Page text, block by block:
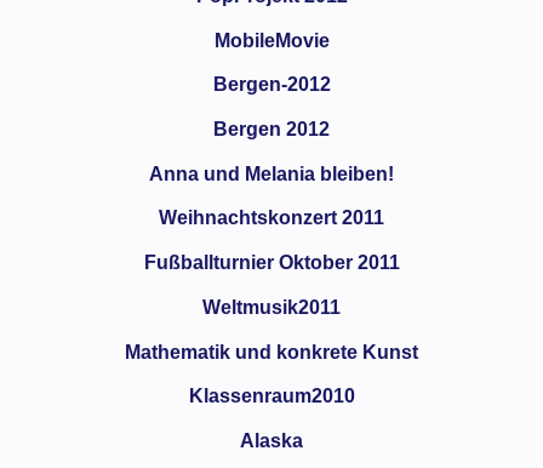
MobileMovie
Bergen-2012
Bergen 2012
Anna und Melania bleiben!
Weihnachtskonzert 2011
Fußballturnier Oktober 2011
Weltmusik2011
Mathematik und konkrete Kunst
Klassenraum2010
Alaska